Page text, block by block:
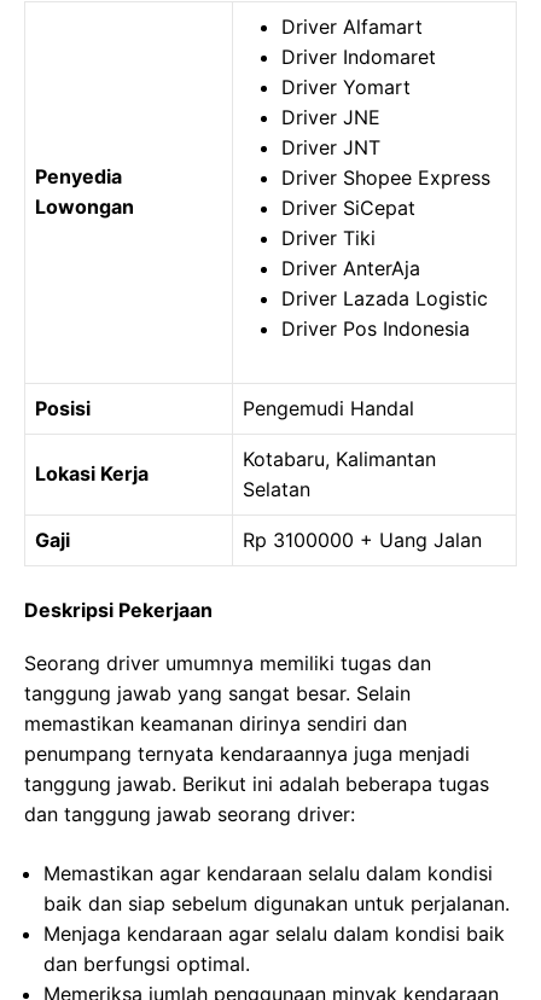
Penyedia
Lowongan
Driver Alfamart
Driver Indomaret
Driver Yomart
Driver JNE
Driver JNT
Driver Shopee Express
Driver SiCepat
Driver Tiki
Driver AnterAja
Driver Lazada Logistic
Driver Pos Indonesia
Posisi Pengemudi Handal
Lokasi Kerja
Kotabaru, Kalimantan
Selatan
Gaji Rp 3100000 + Uang Jalan
Deskripsi Pekerjaan
Seorang driver umumnya memiliki tugas dan
tanggung jawab yang sangat besar. Selain
memastikan keamanan dirinya sendiri dan
penumpang ternyata kendaraannya juga menjadi
tanggung jawab. Berikut ini adalah beberapa tugas
dan tanggung jawab seorang driver:
Memastikan agar kendaraan selalu dalam kondisi
baik dan siap sebelum digunakan untuk perjalanan.
Menjaga kendaraan agar selalu dalam kondisi baik
dan berfungsi optimal.
Memeriksa jumlah penggunaan minyak kendaraan